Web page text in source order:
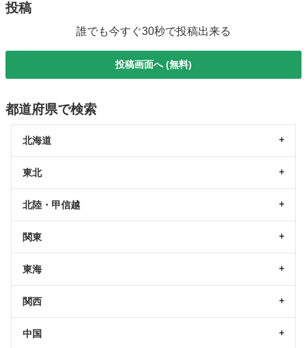
投稿
誰でも今すぐ30秒で投稿出来る
投稿画面へ (無料)
都道府県で検索
北海道
東北
北陸・甲信越
関東
東海
関西
中国